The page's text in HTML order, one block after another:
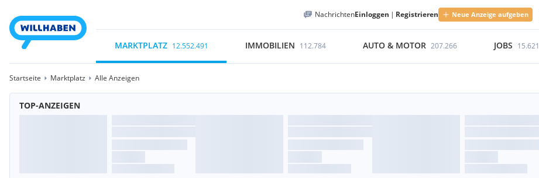
NachrichtenEinloggen | Registrieren Neue Anzeige aufgeben
MARKTPLATZ 12.552.491 IMMOBILIEN 112.784 AUTO & MOTOR 207.266 JOBS 15.621
Startseite Marktplatz Alle Anzeigen
TOP-ANZEIGEN